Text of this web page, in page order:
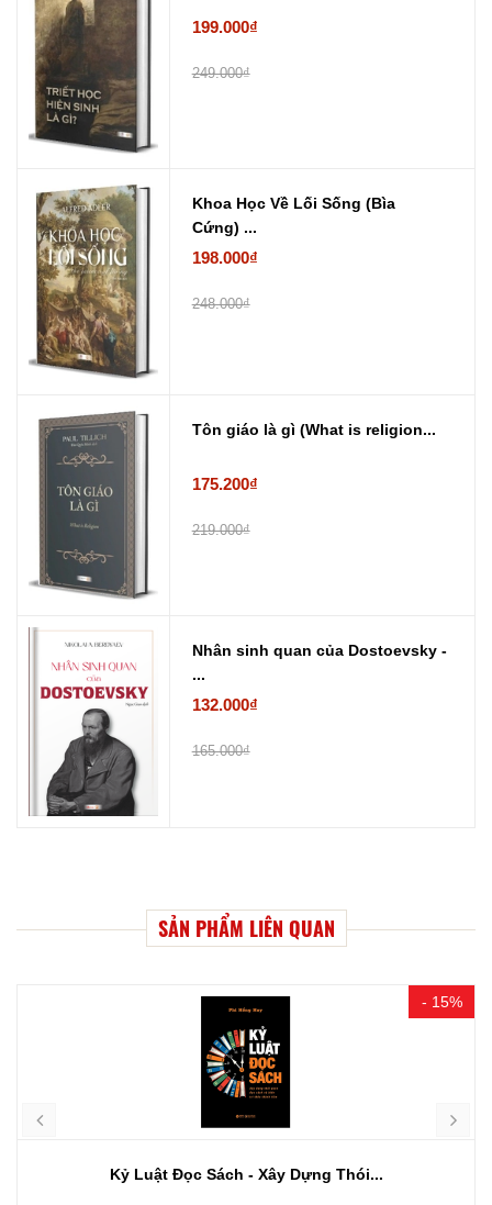
199.000₫
249.000₫
Khoa Học Về Lối Sống (Bìa
Cứng) ...
198.000₫
248.000₫
Tôn giáo là gì (What is religion...
175.200₫
219.000₫
Nhân sinh quan của Dostoevsky -
...
132.000₫
165.000₫
SẢN PHẨM LIÊN QUAN
- 15%
Kỷ Luật Đọc Sách - Xây Dựng Thói...